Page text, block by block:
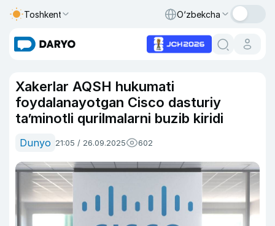
Toshkent O‘zbekcha
Xakerlar AQSH hukumati
foydalanayotgan Cisco dasturiy
ta’minotli qurilmalarni buzib kiridi
Dunyo 21:05 / 26.09.2025 602